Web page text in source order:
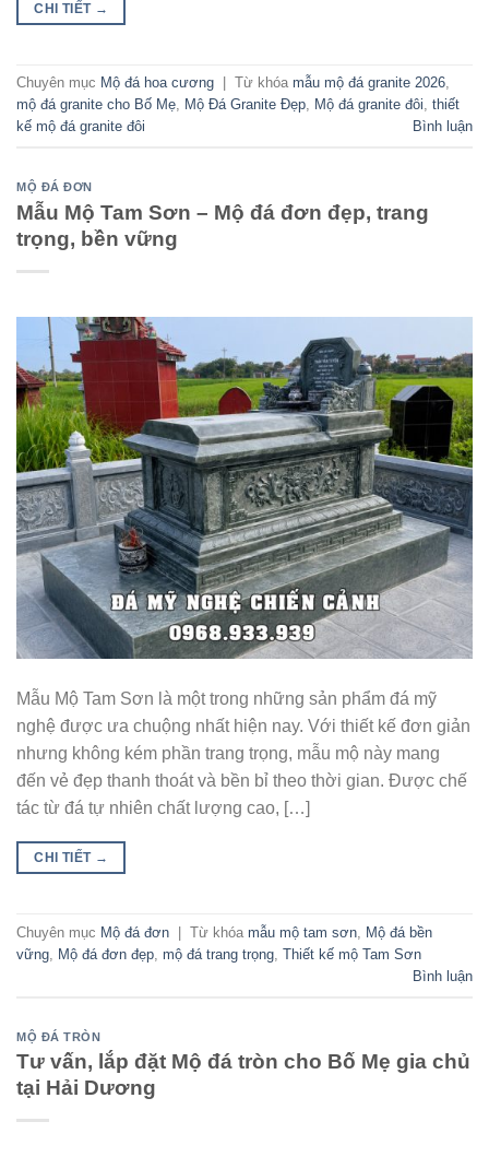
CHI TIẾT →
Chuyên mục Mộ đá hoa cương Từ khóa mẫu mộ đá granite 2026,
mộ đá granite cho Bố Mẹ, Mộ Đá Granite Đẹp, Mộ đá granite đôi, thiết
kế mộ đá granite đôi
Bình luận
MỘ ĐÁ ĐƠN
Mẫu Mộ Tam Sơn – Mộ đá đơn đẹp, trang
trọng, bền vững
Mẫu Mộ Tam Sơn là một trong những sản phẩm đá mỹ
nghệ được ưa chuộng nhất hiện nay. Với thiết kế đơn giản
nhưng không kém phần trang trọng, mẫu mộ này mang
đến vẻ đẹp thanh thoát và bền bỉ theo thời gian. Được chế
tác từ đá tự nhiên chất lượng cao, […]
CHI TIẾT →
Chuyên mục Mộ đá đơn Từ khóa mẫu mộ tam sơn
Mộ đá bền
vững
Mộ đá đơn đẹp mộ đá trang trọng Thiết kế mộ Tam Sơn
Bình luận
MỘ ĐÁ TRÒN
Tư vấn, lắp đặt Mộ đá tròn cho Bố Mẹ gia chủ
tại Hải Dương